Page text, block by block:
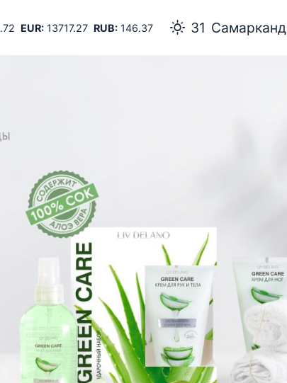
EUR:13717.27 RUB:146.37 31 Самарканд